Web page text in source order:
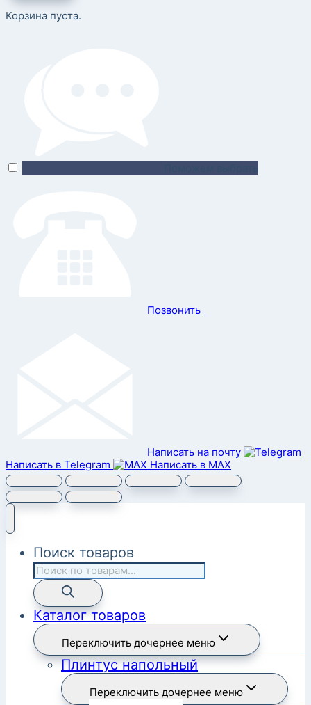
Корзина пуста.
Позвонить
Написать на почту
Написать в Telegram
Написать в MAX
Поиск товаров
Каталог товаров
Переключить дочернее меню
Плинтус напольный
Переключить дочернее меню